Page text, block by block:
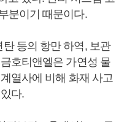
분이기 때문이다.
등의 항만 하역, 보관
호티앤엘은 가연성 물
열사에 비해 화재 사고
다.